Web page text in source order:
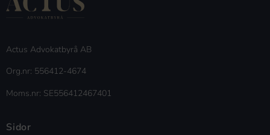
Actus Advokatbyrå AB
Org.nr: 556412-4674
Moms.nr: SE556412467401
Sidor